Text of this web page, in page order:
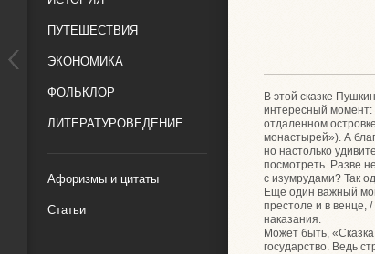
ПУТЕШЕСТВИЯ
ЭКОНОМИКА
ФОЛЬКЛОР
ЛИТЕРАТУРОВЕДЕНИЕ
Афоризмы и цитаты
Статьи
В этой сказке
интересный момент:
отдаленном
монастырей»). А
но настолько
посмотреть. Разве
с изумрудами? Так
Еще один важный
престоле и в венце,
наказания.
Может быть,
государство. Ведь